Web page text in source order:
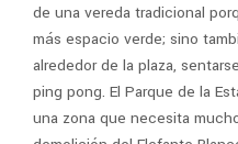
de una vereda tradicional
más espacio verde; sino
alrededor de la plaza,
ping pong. El Parque de la
una zona que necesita